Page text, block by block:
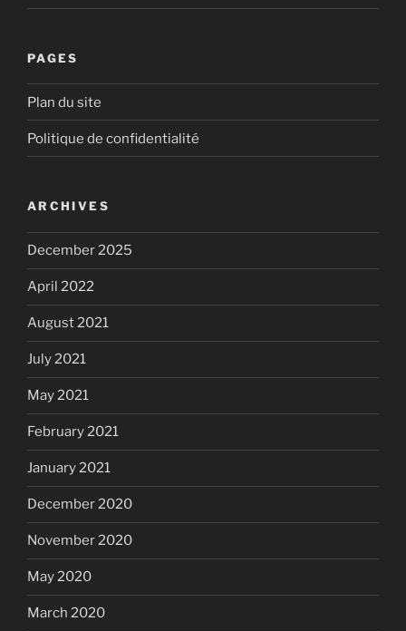
PAGES
Plan du site
Politique de confidentialité
ARCHIVES
December 2025
April 2022
August 2021
July 2021
May 2021
February 2021
January 2021
December 2020
November 2020
May 2020
March 2020